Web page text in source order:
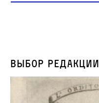
Выбор редакции